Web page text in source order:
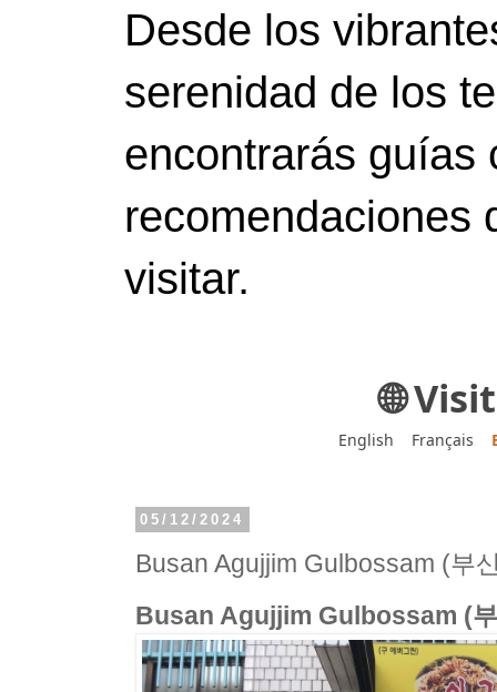
Desde los
serenidad de los
encontrarás guías
recomendaciones
visitar.
🌐
English Français
05/12/2024
Busan Agujjim Gulbossam (부
Busan Agujjim Gulbossam (